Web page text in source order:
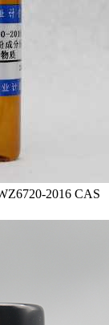
2016 CAS